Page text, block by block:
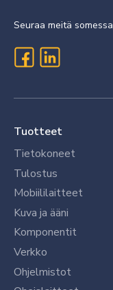
Seuraa meitä somessa
Tuotteet
Tietokoneet
Tulostus
Mobiililaitteet
Kuva ja ääni
Komponentit
Verkko
Ohjelmistot